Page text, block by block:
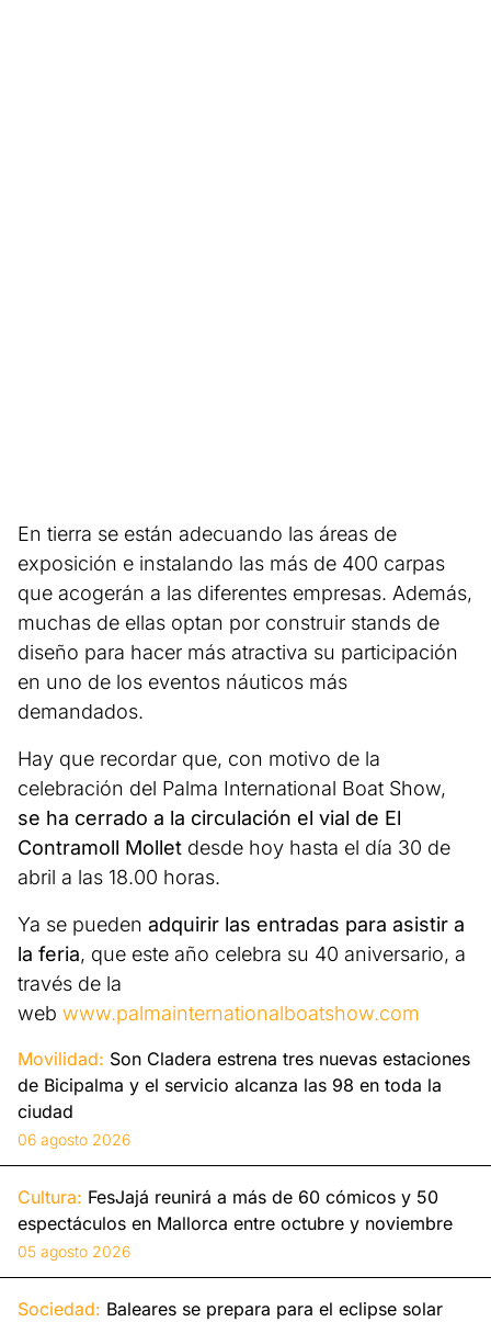
En tierra se están adecuando las áreas de
exposición e instalando las más de 400 carpas
que acogerán a las diferentes empresas. Además,
muchas de ellas optan por construir stands de
diseño para hacer más atractiva su participación
en uno de los eventos náuticos más
demandados.
Hay que recordar que, con motivo de la
celebración del Palma International Boat Show,
se ha cerrado a la circulación el vial de El
Contramoll Mollet desde hoy hasta el día 30 de
abril a las 18.00 horas.
Ya se pueden adquirir las entradas para asistir a
la feria, que este año celebra su 40 aniversario, a
través de la
web www.palmainternationalboatshow.com
Movilidad: Son Cladera estrena tres nuevas estaciones
de Bicipalma y el servicio alcanza las 98 en toda la
ciudad
06 agosto 2026
Cultura: FesJajá reunirá a más de 60 cómicos y 50
espectáculos en Mallorca entre octubre y noviembre
05 agosto 2026
Sociedad: Baleares se prepara para el eclipse solar